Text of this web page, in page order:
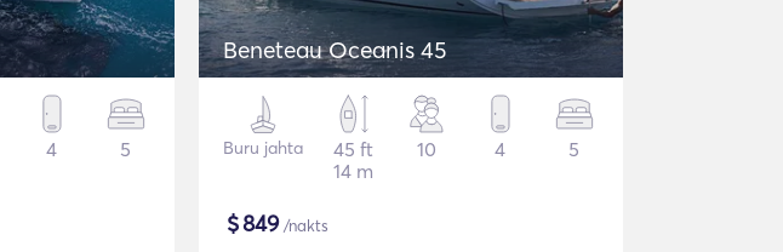
4 5
Beneteau Oceanis 45
Buru jahta
45 ft
14 m
10 4 5
$849/nakts